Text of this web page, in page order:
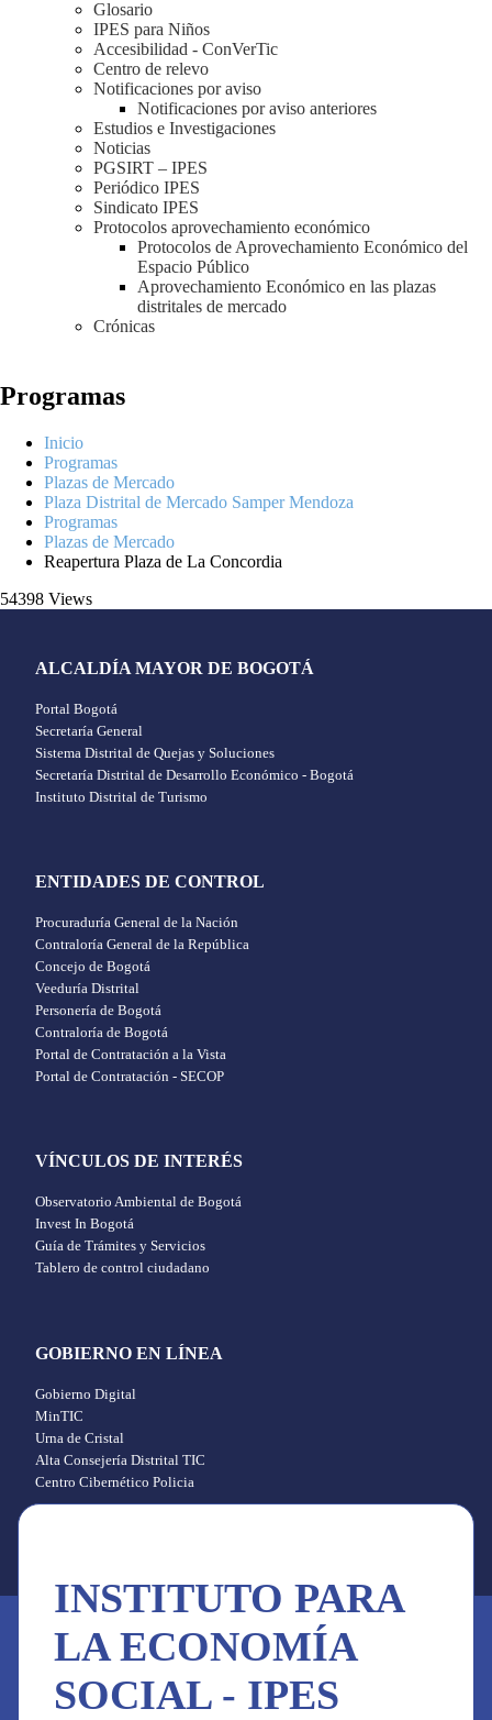
Glosario
IPES para Niños
Accesibilidad - ConVerTic
Centro de relevo
Notificaciones por aviso
Notificaciones por aviso anteriores
Estudios e Investigaciones
Noticias
PGSIRT – IPES
Periódico IPES
Sindicato IPES
Protocolos aprovechamiento económico
Protocolos de Aprovechamiento Económico del
Espacio Público
Aprovechamiento Económico en las plazas
distritales de mercado
Crónicas
Programas
Inicio
Programas
Plazas de Mercado
Plaza Distrital de Mercado Samper Mendoza
Programas
Plazas de Mercado
Reapertura Plaza de La Concordia
54398 Views
ALCALDÍA MAYOR DE BOGOTÁ
Portal Bogotá
Secretaría General
Sistema Distrital de Quejas y Soluciones
Secretaría Distrital de Desarrollo Económico - Bogotá
Instituto Distrital de Turismo
ENTIDADES DE CONTROL
Procuraduría General de la Nación
Contraloría General de la República
Concejo de Bogotá
Veeduría Distrital
Personería de Bogotá
Contraloría de Bogotá
Portal de Contratación a la Vista
Portal de Contratación - SECOP
VÍNCULOS DE INTERÉS
Observatorio Ambiental de Bogotá
Invest In Bogotá
Guía de Trámites y Servicios
Tablero de control ciudadano
GOBIERNO EN LÍNEA
Gobierno Digital
MinTIC
Urna de Cristal
Alta Consejería Distrital TIC
Centro Cibernético Policia
INSTITUTO PARA
LA ECONOMÍA
SOCIAL - IPES